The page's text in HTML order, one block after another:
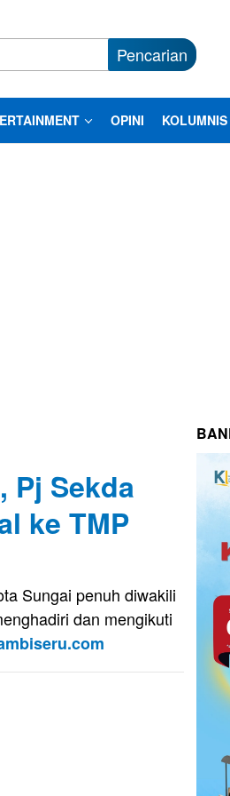
Pencarian
OPINI KOLUMNIS
Pj Sekda
ke TMP
Sungai penuh diwakili
dan mengikuti